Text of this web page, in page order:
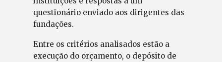
questionário enviado aos dirigentes das
fundações.
Entre os critérios analisados estão a
execução do orçamento, o depósito de